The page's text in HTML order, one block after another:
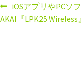
iOSアプリやPCソ
AKAI『LPK25